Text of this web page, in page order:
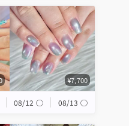
¥7,700
08/12 ◯ 08/13 ◯